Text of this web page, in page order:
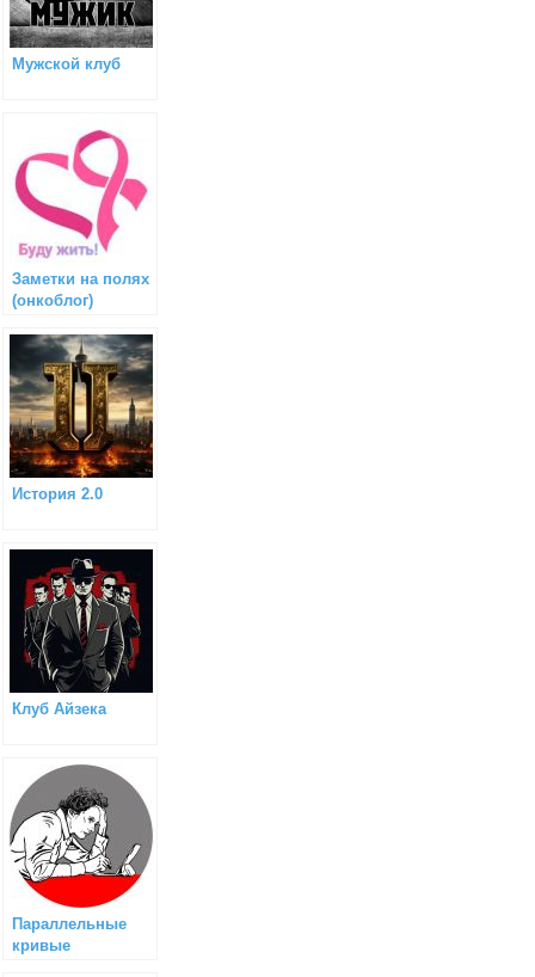
Мужской клуб
Заметки на полях
(онкоблог)
История 2.0
Клуб Айзека
Параллельные
кривые